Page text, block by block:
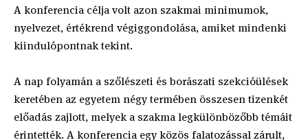
A konferencia célja volt azon szakmai minimumok,
nyelvezet, értékrend végiggondolása, amiket mindenki
kiindulópontnak tekint.
A nap folyamán a szőlészeti és borászati szekcióülések
keretében az egyetem négy termében összesen tizenkét
előadás zajlott, melyek a szakma legkülönbözőbb témáit
érintették. A konferencia egy közös falatozással zárult,